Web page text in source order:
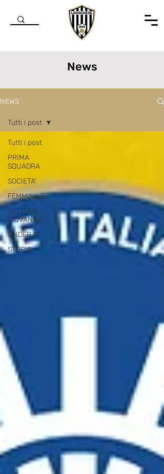
News
NEWS
Tutti i post
PRIMA
SQUADRA
SOCIETA'
FEMMINILE
SETTORE
GIOVANILE
UNDER 19
STORIA
Tutti i post